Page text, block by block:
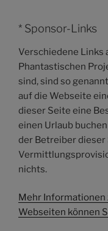
* Sponsor-Links
Verschiedene Links
Phantastischen
sind, sind so
auf die Webseite
dieser Seite eine
einen Urlaub
der Betreiber dieser
nichts.
Mehr Informationen
Webseiten können